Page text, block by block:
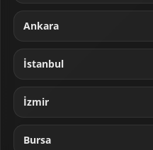
Ankara
İstanbul
İzmir
Bursa